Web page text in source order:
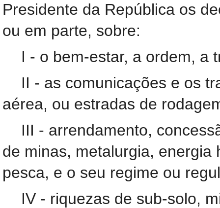
Presidente da República os
ou em parte, sobre:
I - o bem-estar, a ordem, a
II - as comunicações e os
aérea, ou estradas de
III - arrendamento,
de minas, metalurgia, energia
pesca, e o seu regime ou
IV - riquezas de sub-solo,